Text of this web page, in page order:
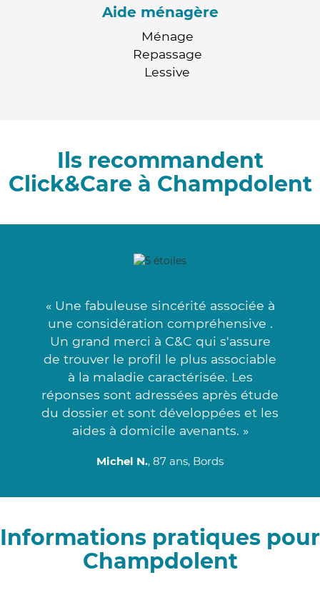
Aide ménagère
Ménage
Repassage
Lessive
Ils recommandent
Click&Care à Champdolent
« Une fabuleuse sincérité associée à
une considération compréhensive .
Un grand merci à C&C qui s'assure
de trouver le profil le plus associable
à la maladie caractérisée. Les
réponses sont adressées après étude
du dossier et sont développées et les
aides à domicile avenants. »
Michel N., 87 ans, Bords
Informations pratiques pour
Champdolent